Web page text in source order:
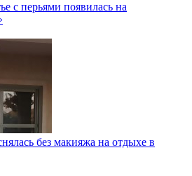
с перьями появилась на
без макияжа на отдыхе в